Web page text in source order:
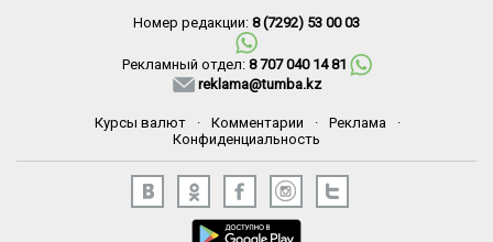
Номер редакции: 8 (7292) 53 00 03
Рекламный отдел: 8 707 040 14 81
reklama@tumba.kz
Курсы валют · Комментарии · Реклама
·
Конфиденциальность